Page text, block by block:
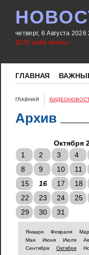
четверг, 6 Августа 2026
1625 дней войны
ГЛАВНАЯ
ГЛАВНАЯ
Архив
Октября
1
2 3 4
8
9 10 11
15
16 17 18
22
23 24 25
29
30 31
Января Февраля
Мая
Июня Июля
Сентября
Октября